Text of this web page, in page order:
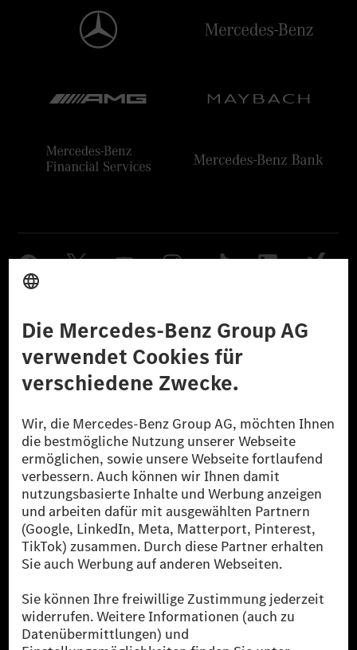
Datenschutz Lizenzhinweise Dritter Barrierefreiheit
© 2026 Mercedes-Benz Group AG. Alle Rechte vorbehalten.
[1] Bilanziell CO₂-neutral bedeutet, dass nicht vermiedene oder nicht
reduzierte CO₂-Emissionen bei der Mercedes-Benz Group durch
zertifizierte Ausgleichsprojekte kompensiert werden.
[2] Renewable Charging ist ein integraler Bestandteil von MB.CHARGE
Public in Europa, den USA, Kanada und China. Sofern an der jeweiligen
Ladestation noch kein Strom aus erneuerbaren Energien vorliegt,
verwendet Renewable Charging Grünstromzertifikate*. Diese stellen
sicher, dass für Ladevorgänge über MB.CHARGE Public eine äquivalente
Strommenge aus erneuerbaren Energien ins Stromnetz eingespeist wird.
als sechs Jahre sind.
* Inkl. EKOenergy Ökolabel
* Die angegebenen Werte wurden nach dem vorgeschriebenen
Messverfahren WLTP (Worldwide harmonised Light vehicles Test